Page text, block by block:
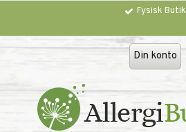
Fysisk Butik
Trustpilot
Din konto